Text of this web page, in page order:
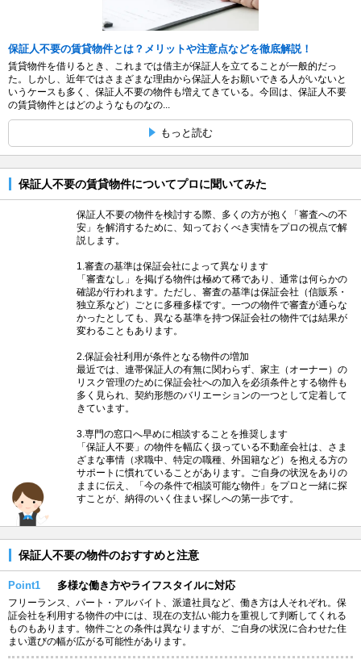
保証人不要の賃貸物件とは？メリットや注意点などを徹底解説！
賃貸物件を借りるとき、これまでは借主が保証人を立てることが一般的だっ
た。しかし、近年ではさまざまな理由から保証人をお願いできる人がいないと
いうケースも多く、保証人不要の物件も増えてきている。今回は、保証人不要
の賃貸物件とはどのようなものなの...
もっと読む
保証人不要の賃貸物件についてプロに聞いてみた
保証人不要の物件を検討する際、多くの方が抱く「審査への不
安」を解消するために、知っておくべき実情をプロの視点で解
説します。
1.審査の基準は保証会社によって異なります
「審査なし」を掲げる物件は極めて稀であり、通常は何らかの
確認が行われます。ただし、審査の基準は保証会社（信販系・
独立系など）ごとに多種多様です。一つの物件で審査が通らな
かったとしても、異なる基準を持つ保証会社の物件では結果が
変わることもあります。
2.保証会社利用が条件となる物件の増加
最近では、連帯保証人の有無に関わらず、家主（オーナー）の
リスク管理のために保証会社への加入を必須条件とする物件も
多く見られ、契約形態のバリエーションの一つとして定着して
きています。
3.専門の窓口へ早めに相談することを推奨します
「保証人不要」の物件を幅広く扱っている不動産会社は、さま
ざまな事情（求職中、特定の職種、外国籍など）を抱える方の
サポートに慣れていることがあります。ご自身の状況をありの
ままに伝え、「今の条件で相談可能な物件」をプロと一緒に探
すことが、納得のいく住まい探しへの第一歩です。
保証人不要の物件のおすすめと注意
Point1 多様な働き方やライフスタイルに対応
フリーランス、パート・アルバイト、派遣社員など、働き方は人それぞれ。保
証会社を利用する物件の中には、現在の支払い能力を重視して判断してくれる
ものもあります。物件ごとの条件は異なりますが、ご自身の状況に合わせた住
まい選びの幅が広がる可能性があります。